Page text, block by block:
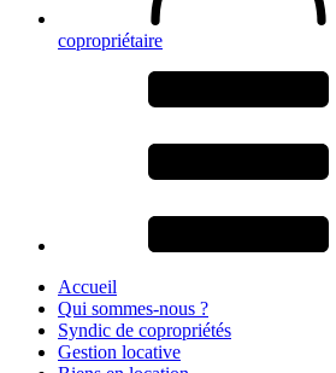
copropriétaire
Accueil
Qui sommes-nous ?
Syndic de copropriétés
Gestion locative